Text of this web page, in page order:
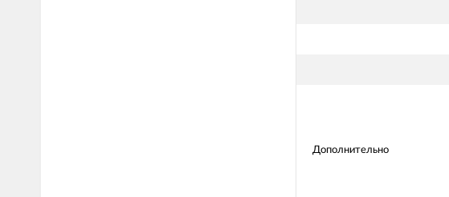
Дополнительно